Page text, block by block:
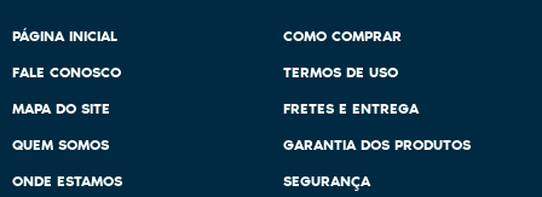
PÁGINA INICIAL
FALE CONOSCO
MAPA DO SITE
QUEM SOMOS
ONDE ESTAMOS
COMO COMPRAR
TERMOS DE USO
FRETES E ENTREGA
GARANTIA DOS PRODUTOS
SEGURANÇA